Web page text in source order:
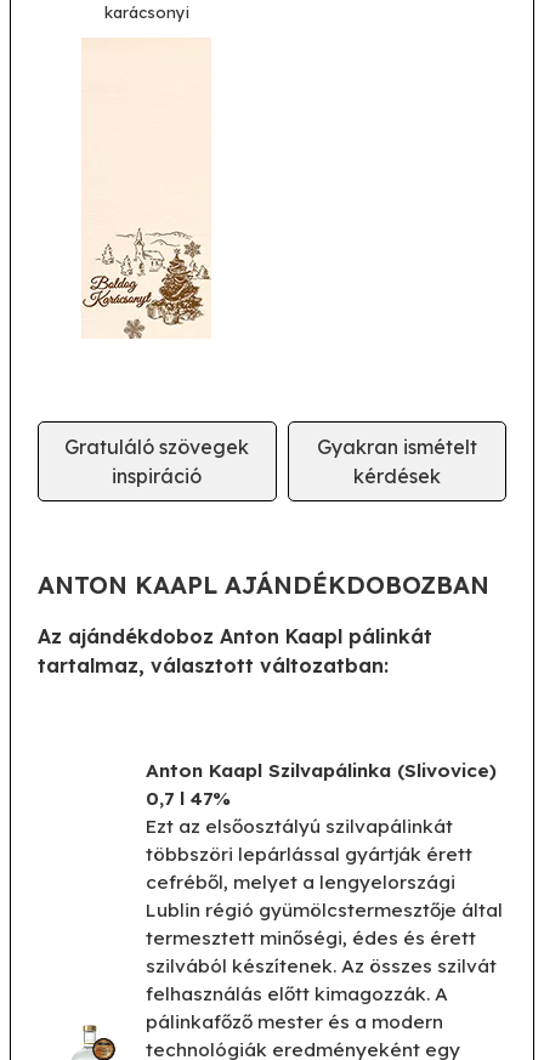
karácsonyi
Gratuláló szövegek
inspiráció
Gyakran ismételt
kérdések
ANTON KAAPL AJÁNDÉKDOBOZBAN
Az ajándékdoboz Anton Kaapl pálinkát
tartalmaz, választott változatban:
Anton Kaapl Szilvapálinka (Slivovice)
0,7 l 47%
Ezt az elsőosztályú szilvapálinkát
többszöri lepárlással gyártják érett
cefréből, melyet a lengyelországi
Lublin régió gyümölcstermesztője által
termesztett minőségi, édes és érett
szilvából készítenek. Az összes szilvát
felhasználás előtt kimagozzák. A
pálinkafőző mester és a modern
technológiák eredményeként egy